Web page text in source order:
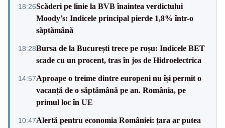
18:26Scăderi pe linie la BVB înaintea verdictului
Moody's: Indicele principal pierde 1,8% într-o
săptămână
18:28Bursa de la București trece pe roșu: Indicele BET
scade cu un procent, tras în jos de Hidroelectrica
14:57Aproape o treime dintre europeni nu își permit o
vacanță de o săptămână pe an. România, pe
primul loc în UE
10:47Alertă pentru economia României: țara ar putea